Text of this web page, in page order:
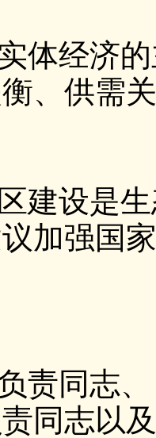
体经济
、供需
建设是
加强国
责同志
同志以